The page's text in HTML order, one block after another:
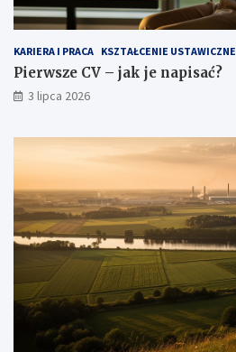
KARIERA I PRACA KSZTAŁCENIE USTAWICZNE
Pierwsze CV – jak je napisać?
3 lipca 2026